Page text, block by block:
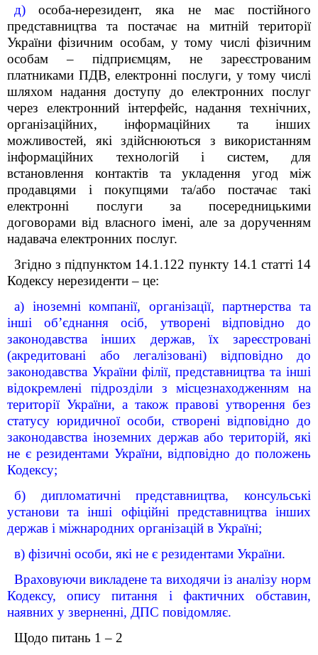
д)
особа-нерезидент, яка не має постійного
представництва та постачає на митній території
України фізичним особам, у тому числі фізичним
особам – підприємцям, не зареєстрованим
платниками ПДВ, електронні послуги, у тому числі
шляхом надання доступу до електронних послуг
через електронний інтерфейс, надання технічних,
організаційних, інформаційних та інших
можливостей, які здійснюються з використанням
інформаційних технологій і систем, для
встановлення контактів та укладення угод між
продавцями і покупцями та/або постачає такі
електронні послуги за посередницькими
договорами від власного імені, але за дорученням
надавача електронних послуг.
Згідно з підпунктом 14.1.122 пункту 14.1 статті 14
Кодексу нерезиденти – це:
а) іноземні компанії, організації, партнерства та
інші об’єднання осіб, утворені відповідно до
законодавства інших держав, їх зареєстровані
(акредитовані або легалізовані) відповідно до
законодавства України філії, представництва та інші
відокремлені підрозділи з місцезнаходженням на
території України, а також правові утворення без
статусу юридичної особи, створені відповідно до
законодавства іноземних держав або територій, які
не є резидентами України, відповідно до положень
Кодексу;
б) дипломатичні представництва, консульські
установи та інші офіційні представництва інших
держав і міжнародних організацій в Україні;
в) фізичні особи, які не є резидентами України.
Враховуючи викладене та виходячи із аналізу норм
Кодексу, опису питання і фактичних обставин,
наявних у зверненні, ДПС повідомляє.
Щодо питань 1 – 2